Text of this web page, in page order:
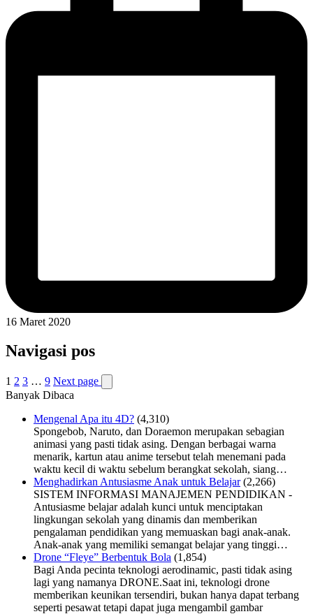
16 Maret 2020
Navigasi pos
1 2 3 … 9 Next page
Banyak Dibaca
Mengenal Apa itu 4D? (4,310)
Spongebob, Naruto, dan Doraemon merupakan sebagian
animasi yang pasti tidak asing. Dengan berbagai warna
menarik, kartun atau anime tersebut telah menemani pada
waktu kecil di waktu sebelum berangkat sekolah, siang…
Menghadirkan Antusiasme Anak untuk Belajar (2,266)
SISTEM INFORMASI MANAJEMEN PENDIDIKAN -
Antusiasme belajar adalah kunci untuk menciptakan
lingkungan sekolah yang dinamis dan memberikan
pengalaman pendidikan yang memuaskan bagi anak-anak.
Anak-anak yang memiliki semangat belajar yang tinggi…
Drone “Fleye” Berbentuk Bola (1,854)
Bagi Anda pecinta teknologi aerodinamic, pasti tidak asing
lagi yang namanya DRONE.Saat ini, teknologi drone
memberikan keunikan tersendiri, bukan hanya dapat terbang
seperti pesawat tetapi dapat juga mengambil gambar